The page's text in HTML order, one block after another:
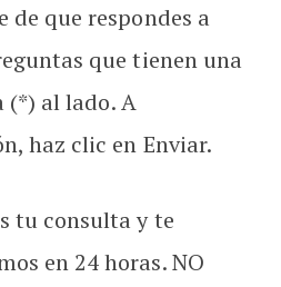
de que respondes a
que tienen una
(*) al lado. A
haz clic en Enviar.
tu consulta y te
en 24 horas. NO